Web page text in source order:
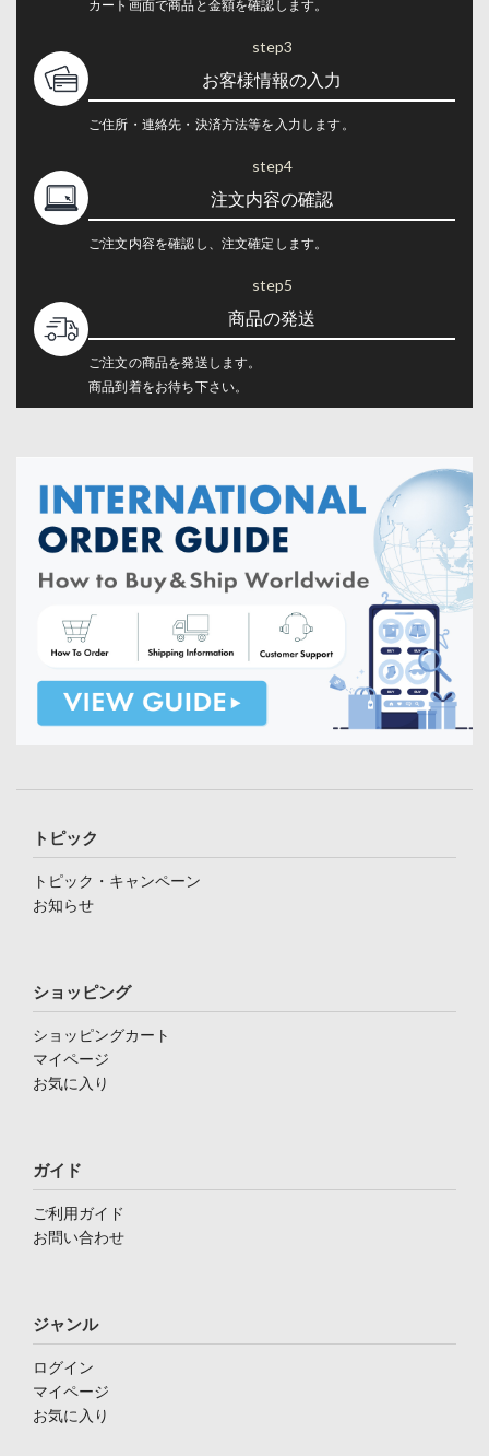
カート画面で商品と金額を確認します。
step3
お客様情報の入力
ご住所・連絡先・決済方法等を入力します。
step4
注文内容の確認
ご注文内容を確認し、注文確定します。
step5
商品の発送
ご注文の商品を発送します。
商品到着をお待ち下さい。
トピック
トピック・キャンペーン
お知らせ
ショッピング
ショッピングカート
マイページ
お気に入り
ガイド
ご利用ガイド
お問い合わせ
ジャンル
ログイン
マイページ
お気に入り